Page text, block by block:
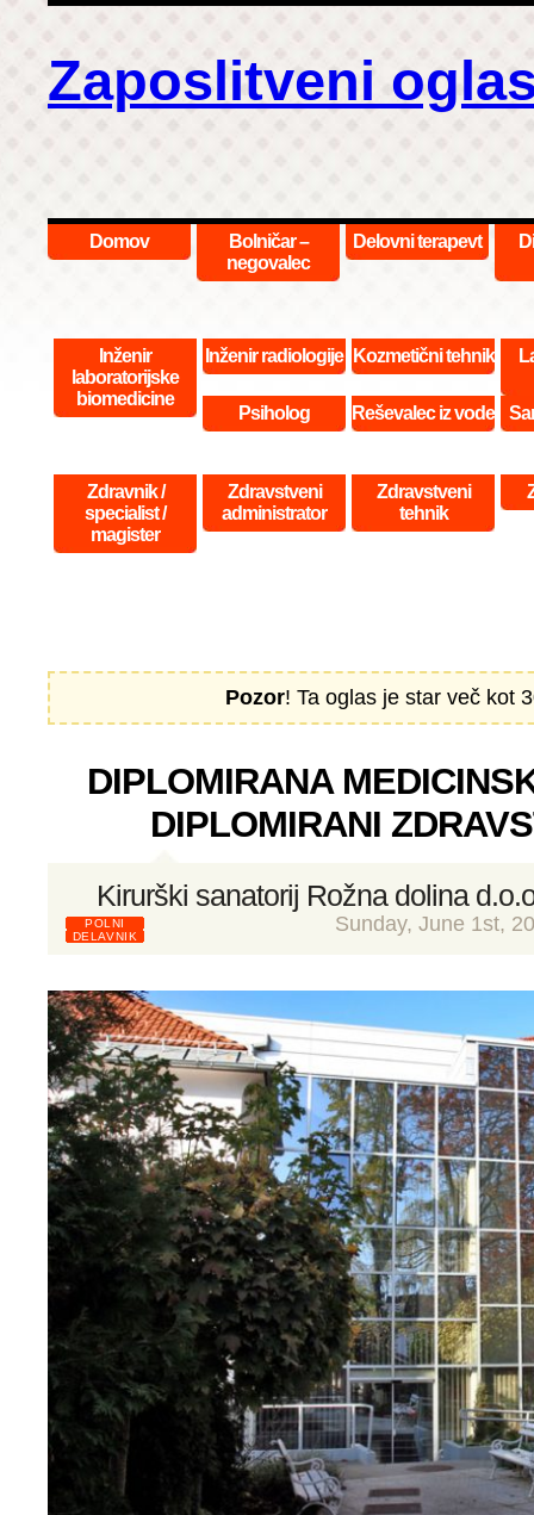
Zaposlitveni
Domov
Bolničar –
negovalec
Delovni terapevt
Inženir
laboratorijske
biomedicine
Inženir radiologije Kozmetični tehnik
Psiholog Reševalec iz vode
Zdravnik /
specialist /
magister
Zdravstveni
administrator
Zdravstveni
tehnik
Pozor! Ta oglas je star več kot
DIPLOMIRANA
DIPLOMIRANI
Kirurški sanatorij Rožna dolina
POLNI
DELAVNIK
Sunday, June 1st,